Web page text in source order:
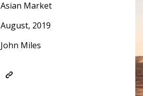
Asian Market
August, 2019
John Miles